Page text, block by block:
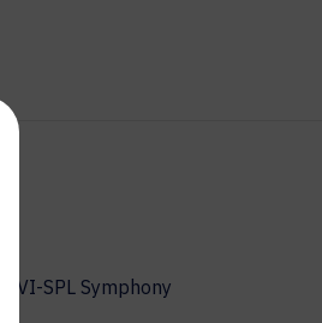
AVI-SPL Symphony